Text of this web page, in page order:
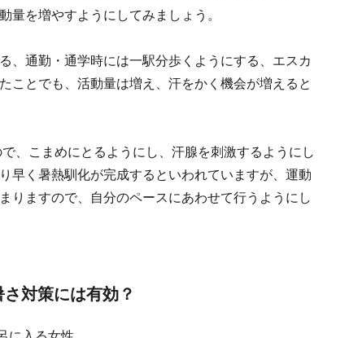
量を増やすようにしてみましょう。
、通勤・通学時には一駅分歩くようにする、エスカ
ことでも、活動量は増え、汗をかく機会が増えると
、こまめにとるようにし、汗腺を刺激するようにし
早く暑熱馴化が完成するといわれていますが、運動
りますので、自分のペースにあわせて行うようにし
対策には有効？